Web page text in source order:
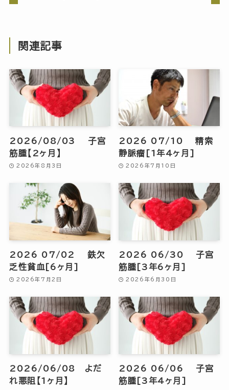
関連記事
2026/08/03 子宮
筋腫【2ヶ月】
2026年8月3日
2026 07/10 精索
静脈瘤[1年4ヶ月]
2026年7月10日
2026 07/02 鉄欠
乏性貧血[6ヶ月]
2026年7月2日
2026 06/30 子宮
筋腫[3年6ヶ月]
2026年6月30日
2026/06/08 よだ
れ悪阻【1ヶ月】
2026 06/06 子宮
筋腫[3年4ヶ月]